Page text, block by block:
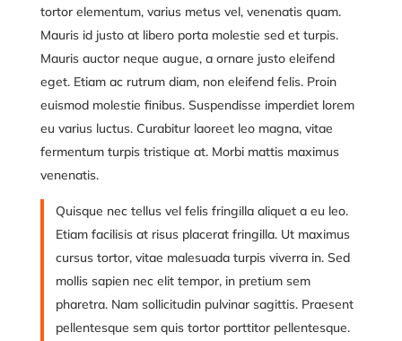
tortor elementum, varius metus vel, venenatis quam.
Mauris id justo at libero porta molestie sed et turpis.
Mauris auctor neque augue, a ornare justo eleifend
eget. Etiam ac rutrum diam, non eleifend felis. Proin
euismod molestie finibus. Suspendisse imperdiet lorem
eu varius luctus. Curabitur laoreet leo magna, vitae
fermentum turpis tristique at. Morbi mattis maximus
venenatis.
Quisque nec tellus vel felis fringilla aliquet a eu leo.
Etiam facilisis at risus placerat fringilla. Ut maximus
cursus tortor, vitae malesuada turpis viverra in. Sed
mollis sapien nec elit tempor, in pretium sem
pharetra. Nam sollicitudin pulvinar sagittis. Praesent
pellentesque sem quis tortor porttitor pellentesque.